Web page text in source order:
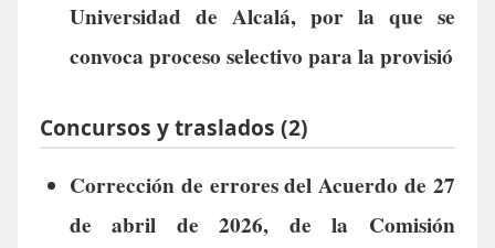
Universidad de Alcalá, por la que se
convoca proceso selectivo para la provisió
Concursos y traslados (2)
Corrección de errores del Acuerdo de 27
de abril de 2026, de la Comisión